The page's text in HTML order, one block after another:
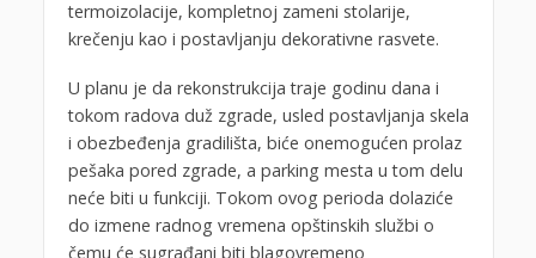
termoizolacije, kompletnoj zameni stolarije,
krečenju kao i postavljanju dekorativne rasvete.
U planu je da rekonstrukcija traje godinu dana i
tokom radova duž zgrade, usled postavljanja skela
i obezbeđenja gradilišta, biće onemogućen prolaz
pešaka pored zgrade, a parking mesta u tom delu
neće biti u funkciji. Tokom ovog perioda dolaziće
do izmene radnog vremena opštinskih službi o
čemu će sugrađani biti blagovremeno